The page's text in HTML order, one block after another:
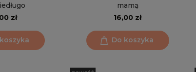
zł
mamą
16,00 zł
Do koszyka